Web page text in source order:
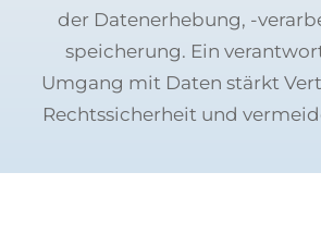
der Datenerhebung, -
speicherung. Ein
Umgang mit Daten stärkt
Rechtssicherheit und